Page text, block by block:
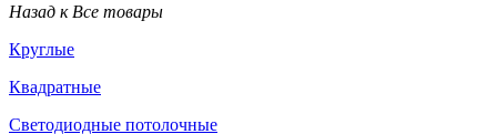
Назад к Все товары
Круглые
Квадратные
Светодиодные потолочные